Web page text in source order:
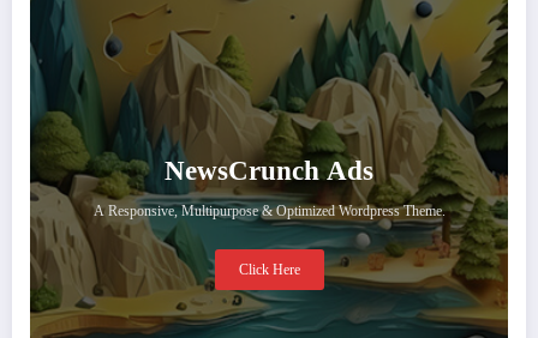
NewsCrunch Ads
A Responsive, Multipurpose & Optimized Wordpress Theme.
Click Here